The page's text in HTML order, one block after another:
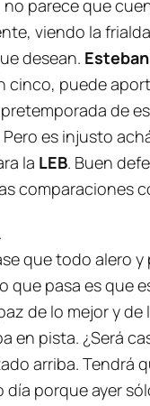
parece que
viendo la
desean. Esteban
cinco, puede
de
es injusto
la LEB. Buen
comparaciones
que todo alero
pasa es que
de lo mejor y
en pista. ¿Será
arriba. Tendrá
día porque ayer